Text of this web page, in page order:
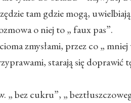
tam gdzie mogą,
o niej to „ faux pas”.
zmysłami, przez co „ mniej
starają się doprawić
„ bez cukru”, „